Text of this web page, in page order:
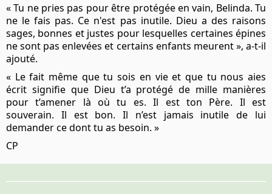
« Tu ne pries pas pour être protégée en vain, Belinda. Tu
ne le fais pas. Ce n'est pas inutile. Dieu a des raisons
sages, bonnes et justes pour lesquelles certaines épines
ne sont pas enlevées et certains enfants meurent », a-t-il
ajouté.
« Le fait même que tu sois en vie et que tu nous aies
écrit signifie que Dieu t’a protégé de mille manières
pour t’amener là où tu es. Il est ton Père. Il est
souverain. Il est bon. Il n’est jamais inutile de lui
demander ce dont tu as besoin. »
CP